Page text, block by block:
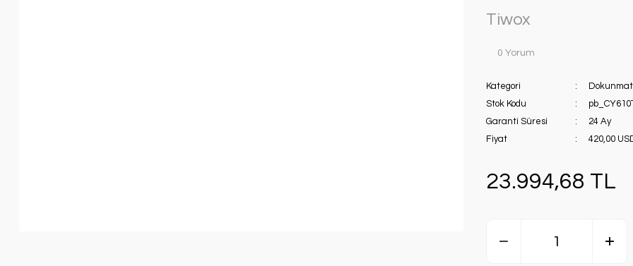
Tiwox
0 Yorum
Kategori
Stok Kodu
Garanti Süresi
24 Ay
Fiyat
420,00
23.994,68 TL